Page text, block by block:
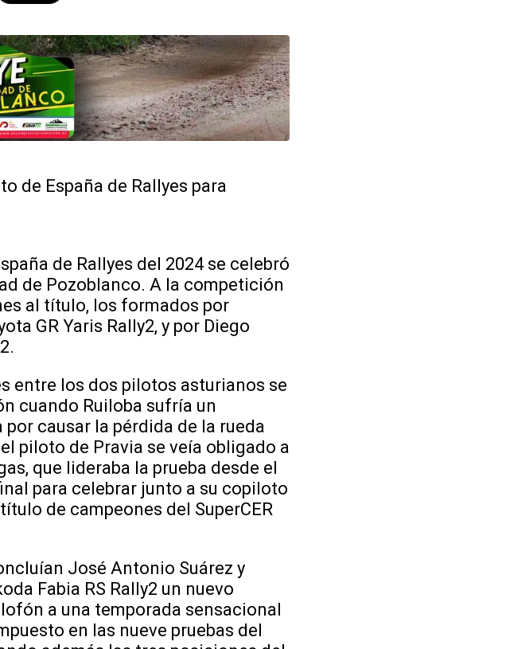
de España de Rallyes para
de Rallyes del 2024 se celebró
de Pozoblanco. A la competición
al título, los formados por
GR Yaris Rally2, y por Diego
entre los dos pilotos asturianos se
cuando Ruiloba sufría un
causar la pérdida de la rueda
piloto de Pravia se veía obligado a
que lideraba la prueba desde el
para celebrar junto a su copiloto
de campeones del SuperCER
José Antonio Suárez y
Fabia RS Rally2 un nuevo
a una temporada sensacional
en las nueve pruebas del